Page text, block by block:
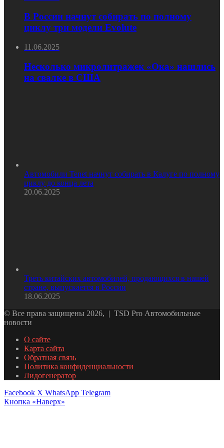
В России начнут собирать по полному
циклу три модели Evolute
11.06.2025
Несколько микролитражек «Ока» нашлись
на свалке в США
Автомобили Tenet начнут собирать в Калуге по полному
циклу до конца лета
20.06.2025
Треть китайских автомобилей, продающихся в нашей
стране, выпускается в России
18.06.2025
© Все права защищены 2026, | TSD Pro Автомобильные
новости
О сайте
Карта сайта
Обратная связь
Политика конфиденциальности
Лидогенератор
Facebook X WhatsApp Telegram
Кнопка «Наверх»